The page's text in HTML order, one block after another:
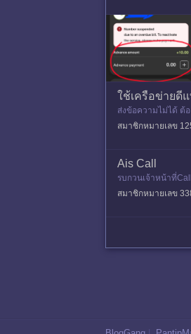
ใช้เครือข่ายดี
ส่งข้อความไม่ได้ ต้
มา สรุปก็ไม่ได้เรื่อ
สมาชิกหมายเลข
Ais Call
รบกวนเจ้าหน้าที่
สมาชิกหมายเลข